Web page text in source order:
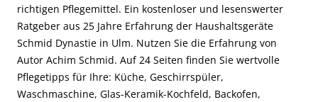
richtigen Pflegemittel. Ein kostenloser und lesenswerter
Ratgeber aus 25 Jahre Erfahrung der Haushaltsgeräte
Schmid Dynastie in Ulm. Nutzen Sie die Erfahrung von
Autor Achim Schmid. Auf 24 Seiten finden Sie wertvolle
Pflegetipps für Ihre: Küche, Geschirrspüler,
Waschmaschine, Glas-Keramik-Kochfeld, Backofen,